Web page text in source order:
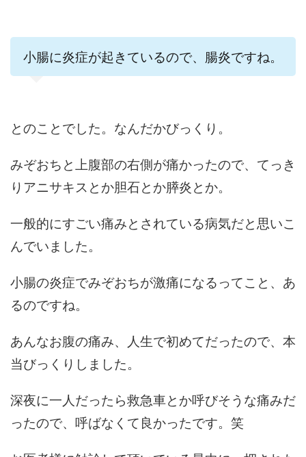
小腸に炎症が起きているので、腸炎ですね。
とのことでした。なんだかびっくり。
みぞおちと上腹部の右側が痛かったので、てっき
りアニサキスとか胆石とか膵炎とか。
一般的にすごい痛みとされている病気だと思いこ
んでいました。
小腸の炎症でみぞおちが激痛になるってこと、あ
るのですね。
あんなお腹の痛み、人生で初めてだったので、本
当びっくりしました。
深夜に一人だったら救急車とか呼びそうな痛みだ
ったので、呼ばなくて良かったです。笑